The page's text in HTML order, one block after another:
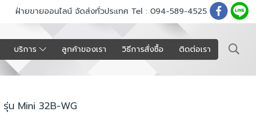
ฝ่ายขายออนไลน์ จัดส่งทั่วประเทศ Tel : 094-589-4525
บริการ ลูกค้าของเรา วิธีการสั่งซื้อ ติดต่อเรา
น Mini 32B-WG